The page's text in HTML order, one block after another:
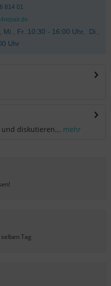
814 01
Mi., Fr. 10:30 - 16:00 Uhr, Di.,
Uhr
diskutieren... mehr
Tag